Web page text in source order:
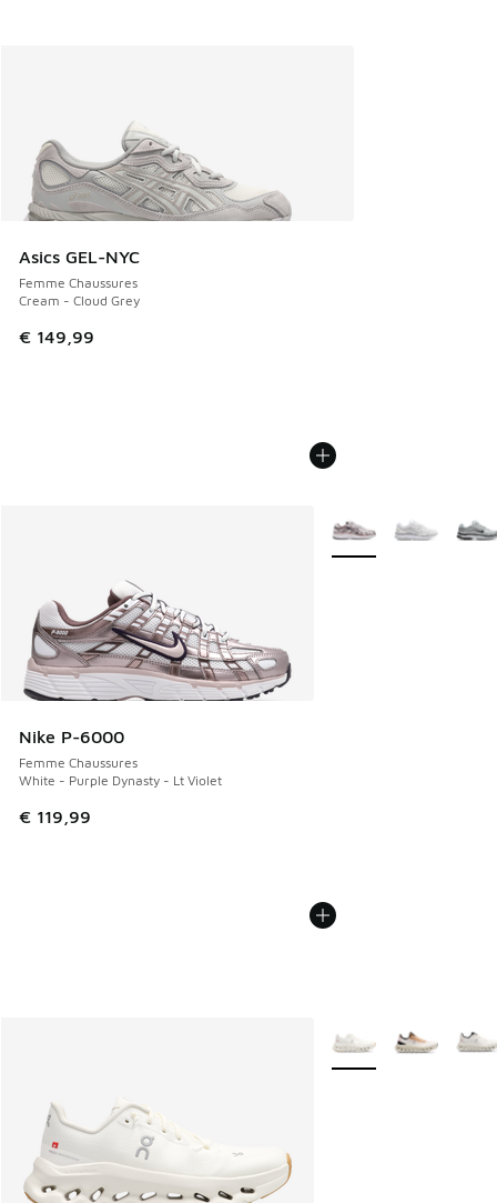
Asics GEL-NYC
Femme Chaussures
Cream - Cloud Grey
€ 149,99
Nike P-6000
Femme Chaussures
White - Purple Dynasty - Lt Violet
€ 119,99
Plus de couleurs
Plus de couleurs